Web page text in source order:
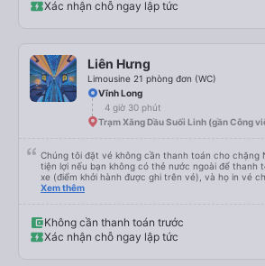
Xác nhận chỗ ngay lập tức
Liên Hưng
Limousine 21 phòng đơn (WC)
Vĩnh Long
4 giờ 30 phút
Trạm Xăng Dầu Suối Linh (gần Công
Chúng tôi đặt vé không cần thanh toán cho chặng
tiện lợi nếu bạn không có thẻ nước ngoài để thanh
xe (điểm khởi hành được ghi trên vé), và họ in vé
Chúng tôi cũng quyết định mua vé chiều về trực
ấm hoặc áo khoác mỏng, vì thỉnh thoảng trời khá
cũ, nhưng vẫn có sẵn. Cổng USB để sạc điện thoại
vệ sinh. Mọi thứ khá sạch sẽ. Chúng tôi trở về từ Đà
Xem thêm
Không cần thanh toán trước
Xác nhận chỗ ngay lập tức